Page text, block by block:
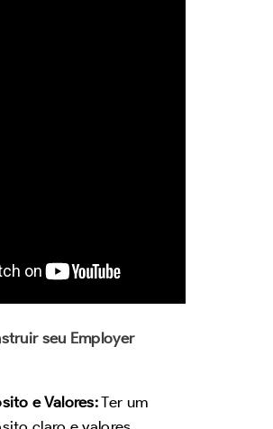
seu Employer
e Valores:Ter um